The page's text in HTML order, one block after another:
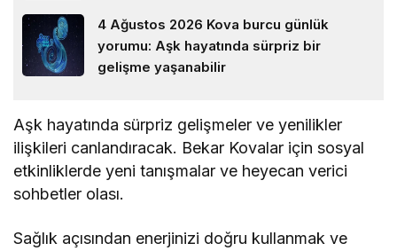
4 Ağustos 2026 Kova burcu günlük
yorumu: Aşk hayatında sürpriz bir
gelişme yaşanabilir
Aşk hayatında sürpriz gelişmeler ve yenilikler
ilişkileri canlandıracak. Bekar Kovalar için sosyal
etkinliklerde yeni tanışmalar ve heyecan verici
sohbetler olası.
Sağlık açısından enerjinizi doğru kullanmak ve